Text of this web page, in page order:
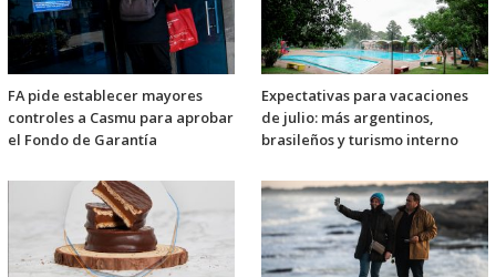
FA pide establecer mayores
controles a Casmu para aprobar
el Fondo de Garantía
Expectativas para vacaciones
de julio: más argentinos,
brasileños y turismo interno